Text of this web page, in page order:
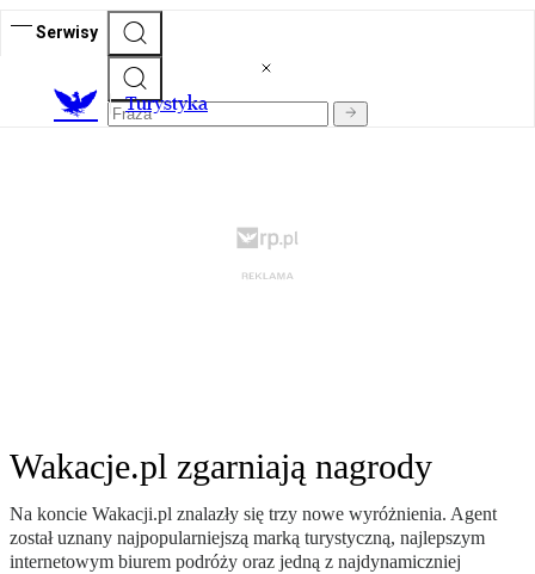
Serwisy
Turystyka
Wakacje.pl zgarniają nagrody
Na koncie Wakacji.pl znalazły się trzy nowe wyróżnienia. Agent
został uznany najpopularniejszą marką turystyczną, najlepszym
internetowym biurem podróży oraz jedną z najdynamiczniej